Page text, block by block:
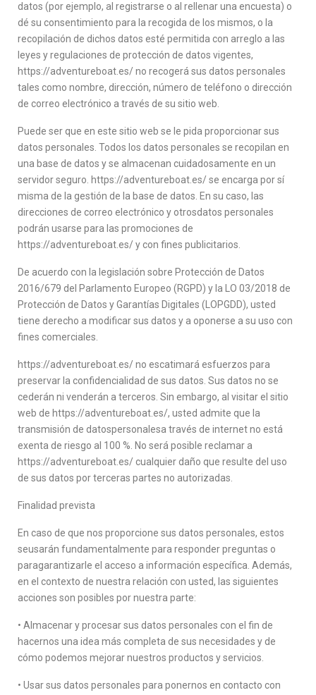
datos (por ejemplo, al registrarse o al rellenar una encuesta) o
dé su consentimiento para la recogida de los mismos, o la
recopilación de dichos datos esté permitida con arreglo a las
leyes y regulaciones de protección de datos vigentes,
https://adventureboat.es/ no recogerá sus datos personales
tales como nombre, dirección, número de teléfono o dirección
de correo electrónico a través de su sitio web.
Puede ser que en este sitio web se le pida proporcionar sus
datos personales. Todos los datos personales se recopilan en
una base de datos y se almacenan cuidadosamente en un
servidor seguro. https://adventureboat.es/ se encarga por sí
misma de la gestión de la base de datos. En su caso, las
direcciones de correo electrónico y otrosdatos personales
podrán usarse para las promociones de
https://adventureboat.es/ y con fines publicitarios.
De acuerdo con la legislación sobre Protección de Datos
2016/679 del Parlamento Europeo (RGPD) y la LO 03/2018 de
Protección de Datos y Garantías Digitales (LOPGDD), usted
tiene derecho a modificar sus datos y a oponerse a su uso con
fines comerciales.
https://adventureboat.es/ no escatimará esfuerzos para
preservar la confidencialidad de sus datos. Sus datos no se
cederán ni venderán a terceros. Sin embargo, al visitar el sitio
web de https://adventureboat.es/, usted admite que la
transmisión de datospersonalesa través de internet no está
exenta de riesgo al 100 %. No será posible reclamar a
https://adventureboat.es/ cualquier daño que resulte del uso
de sus datos por terceras partes no autorizadas.
Finalidad prevista
En caso de que nos proporcione sus datos personales, estos
seusarán fundamentalmente para responder preguntas o
paragarantizarle el acceso a información específica. Además,
en el contexto de nuestra relación con usted, las siguientes
acciones son posibles por nuestra parte:
• Almacenar y procesar sus datos personales con el fin de
hacernos una idea más completa de sus necesidades y de
cómo podemos mejorar nuestros productos y servicios.
• Usar sus datos personales para ponernos en contacto con